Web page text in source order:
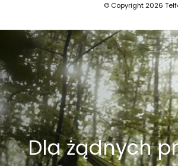
© Copyright 2026
Dla żądnych